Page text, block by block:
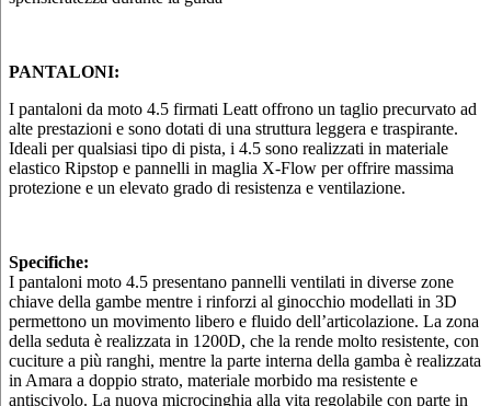
PANTALONI:
I pantaloni da moto 4.5 firmati Leatt offrono un taglio precurvato ad
alte prestazioni e sono dotati di una struttura leggera e traspirante.
Ideali per qualsiasi tipo di pista, i 4.5 sono realizzati in materiale
elastico Ripstop e pannelli in maglia X-Flow per offrire massima
protezione e un elevato grado di resistenza e ventilazione.
Specifiche:
I pantaloni moto 4.5 presentano pannelli ventilati in diverse zone
chiave della gambe mentre i rinforzi al ginocchio modellati in 3D
permettono un movimento libero e fluido dell’articolazione. La zona
della seduta è realizzata in 1200D, che la rende molto resistente, con
cuciture a più ranghi, mentre la parte interna della gamba è realizzata
in Amara a doppio strato, materiale morbido ma resistente e
antiscivolo. La nuova microcinghia alla vita regolabile con parte in